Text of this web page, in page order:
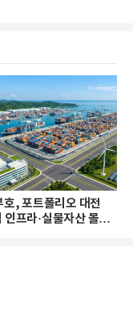
호, 포트폴리오 대전
프라·실물자산 몰린